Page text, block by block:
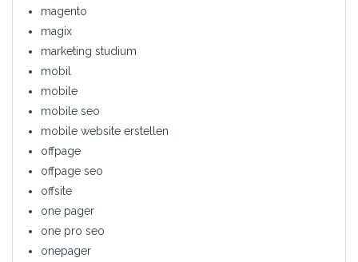
magento
magix
marketing studium
mobil
mobile
mobile seo
mobile website erstellen
offpage
offpage seo
offsite
one pager
one pro seo
onepager